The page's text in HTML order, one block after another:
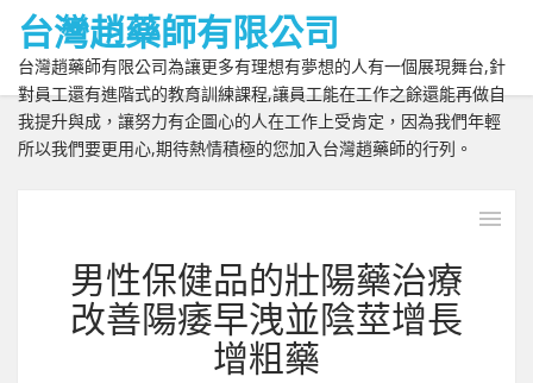
台灣趙藥師有限公司
台灣趙藥師有限公司為讓更多有理想有夢想的人有一個展現舞台,針
對員工還有進階式的教育訓練課程,讓員工能在工作之餘還能再做自
我提升與成，讓努力有企圖心的人在工作上受肯定，因為我們年輕
所以我們要更用心,期待熱情積極的您加入台灣趙藥師的行列。
男性保健品的壯陽藥治療
改善陽痿早洩並陰莖增長
增粗藥